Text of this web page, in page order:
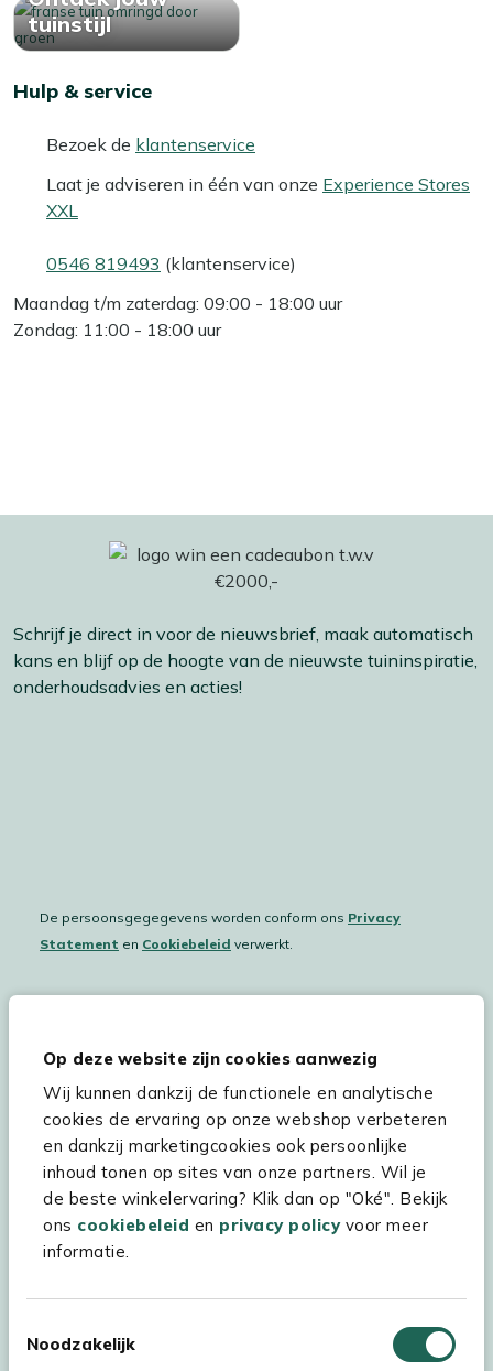
Op deze website zijn cookies aanwezig
Wij kunnen dankzij de functionele en analytische
cookies de ervaring op onze webshop verbeteren
en dankzij marketingcookies ook persoonlijke
inhoud tonen op sites van onze partners. Wil je
de beste winkelervaring? Klik dan op "Oké". Bekijk
ons cookiebeleid en privacy policyvoor meer
informatie.
Noodzakelijk
tuinstijl
Hulp & service
Bezoek de klantenservice
Laat je adviseren in één van onze Experience Stores
XXL
0546 819493 (klantenservice)
Maandag t/m zaterdag: 09:00 - 18:00 uur
Zondag: 11:00 - 18:00 uur
Schrijf je direct in voor de nieuwsbrief, maak automatisch
kans en blijf op de hoogte van de nieuwste tuininspiratie,
onderhoudsadvies en acties!
De persoonsgegegevens worden conform ons Privacy
Statement en Cookiebeleid verwerkt.
Hulp & service
Assortiment
Kees Smit Tuinmeubelen
Experience Stores XXL